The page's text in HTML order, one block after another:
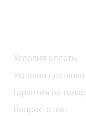
Условия оплаты
Условия доставки
Гарантия на товар
Вопрос-ответ